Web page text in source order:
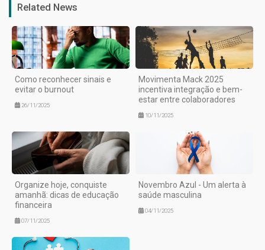
Related News
Como reconhecer sinais e
evitar o burnout
26/11/2025
Movimenta Mack 2025
incentiva integração e bem-
estar entre colaboradores
10/11/2025
Organize hoje, conquiste
amanhã: dicas de educação
financeira
07/11/2025
Novembro Azul - Um alerta à
saúde masculina
04/11/2025